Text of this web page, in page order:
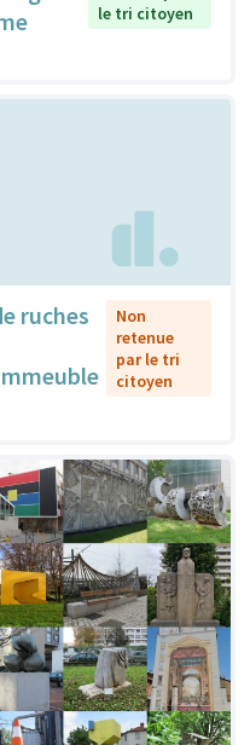
le tri citoyen
ruches
Non
retenue
par le tri
citoyen